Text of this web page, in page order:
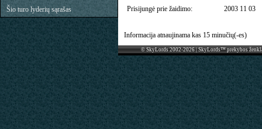
Prisijungė prie žaidimo: 2003 11 03
Informacija atnaujinama kas 15 minučių(-es)
© SkyLords 2002-2026 | SkyLords™ prekybos
Šio turo lyderių sąrašas